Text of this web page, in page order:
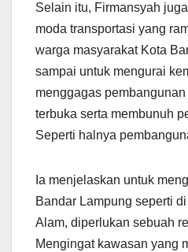
Selain itu, Firmansyah
moda transportasi yang
warga masyarakat Kota
sampai untuk mengurai
menggagas
terbuka serta membunuh
Seperti halnya
Ia menjelaskan untuk
Bandar Lampung seperti
Alam, diperlukan sebuah
Mengingat kawasan yang